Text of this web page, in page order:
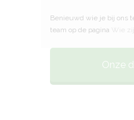
Benieuwd wie je bij ons
team op de pagina
Wie
Onze